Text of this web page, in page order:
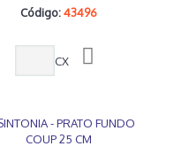
Código:43496
CX